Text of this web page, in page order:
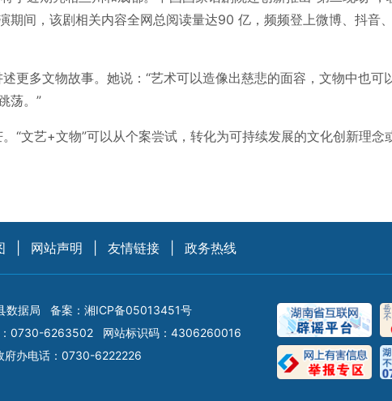
间，该剧相关内容全网总阅读量达90 亿，频频登上微博、抖音
更多文物故事。她说：“艺术可以造像出慈悲的面容，文物中也可
荡。”
“文艺+文物”可以从个案尝试，转化为可持续发展的文化创新理
网站声明 友情链接 政务热线
数据局 备案： 湘ICP备05013451号
0730-6263502
网站标识码：4306260016
府办电话：0730-6222226